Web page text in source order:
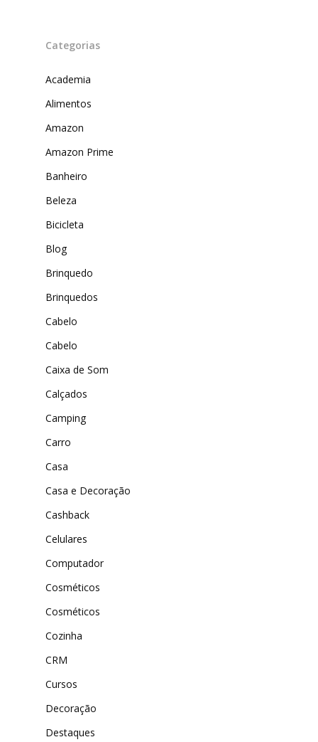
Categorias
Academia
Alimentos
Amazon
Amazon Prime
Banheiro
Beleza
Bicicleta
Blog
Brinquedo
Brinquedos
Cabelo
Cabelo
Caixa de Som
Calçados
Camping
Carro
Casa
Casa e Decoração
Cashback
Celulares
Computador
Cosméticos
Cosméticos
Cozinha
CRM
Cursos
Decoração
Destaques